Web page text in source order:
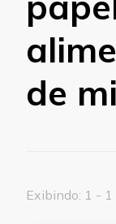
de
Exibindo: 1 - 1